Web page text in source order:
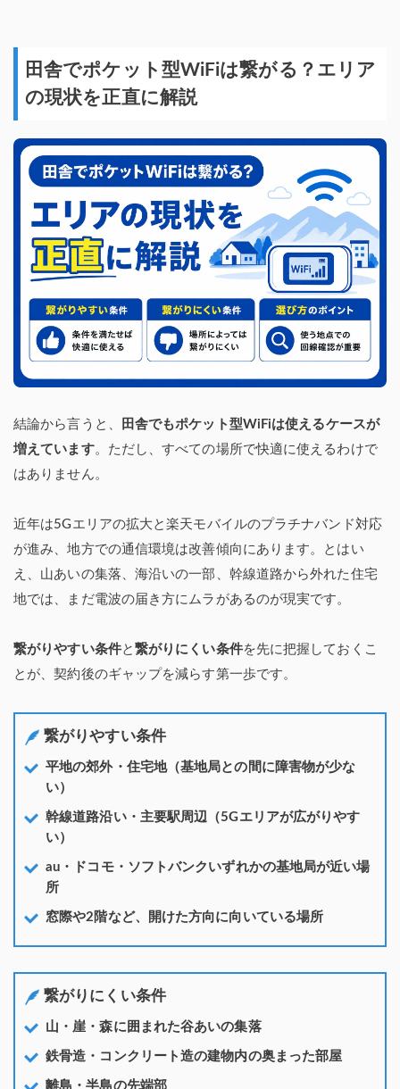
田舎でポケット型WiFiは繋がる？エリア
の現状を正直に解説
結論から言うと、
田舎でもポケット型WiFiは使えるケースが
増えています。ただし、すべての場所で快適に使えるわけで
はありません。
近年は5Gエリアの拡大と楽天モバイルのプラチナバンド対応
が進み、地方での通信環境は改善傾向にあります。とはい
え、山あいの集落、海沿いの一部、幹線道路から外れた住宅
地では、まだ電波の届き方にムラがあるのが現実です。
繋がりやすい条件と 繋がりにくい条件を先に把握しておくこ
とが、契約後のギャップを減らす第一歩です。
繋がりやすい条件
平地の郊外・住宅地（基地局との間に障害物が少な
い）
幹線道路沿い・主要駅周辺（5Gエリアが広がりやす
い）
au・ドコモ・ソフトバンクいずれかの基地局が近い場
所
窓際や2階など、開けた方向に向いている場所
繋がりにくい条件
山・崖・森に囲まれた谷あいの集落
鉄骨造・コンクリート造の建物内の奥まった部屋
離島・半島の先端部